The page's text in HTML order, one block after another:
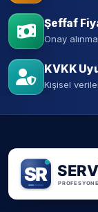
Şeffaf
Onay
KVKK
Kişisel